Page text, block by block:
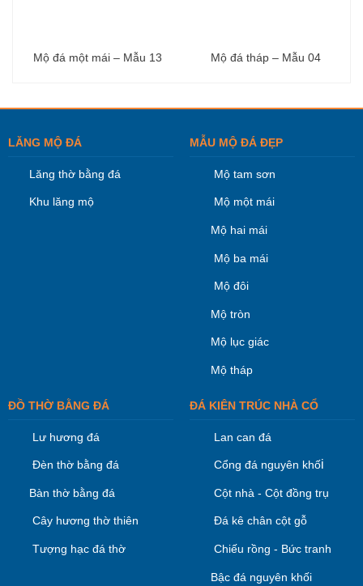
Mộ đá một mái – Mẫu 13 Mộ đá tháp – Mẫu 04
LĂNG MỘ ĐÁ
Lăng thờ bằng đá
Khu lăng mộ
MẪU MỘ ĐÁ ĐẸP
Mộ tam sơn
Mộ một mái
Mộ hai mái
Mộ ba mái
Mộ đôi
Mộ tròn
Mộ lục giác
Mộ tháp
ĐỒ THỜ BẰNG ĐÁ
Lư hương đá
Đèn thờ bằng đá
Bàn thờ bằng đá
Cây hương thờ thiên
Tượng hạc đá thờ
ĐÁ KIÊN TRÚC NHÀ CỔ
Lan can đá
Cổng đá nguyên khối
Cột nhà - Cột đồng trụ
Đá kê chân cột gỗ
Chiếu rồng - Bức tranh
Bậc đá nguyên khối